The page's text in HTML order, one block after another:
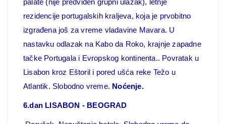
rezidencije portugalskih kraljeva, koja je prvobitno
izgrađena još za vreme vladavine Mavara. U
nastavku odlazak na Kabo da Roko, krajnje zapadne
tačke Portugala i Evropskog kontinenta.. Povratak u
Lisabon kroz Eštoril i pored ušća reke Težo u
Atlantik. Slobodno vreme. Noćenje.
6.dan LISABON - BEOGRAD